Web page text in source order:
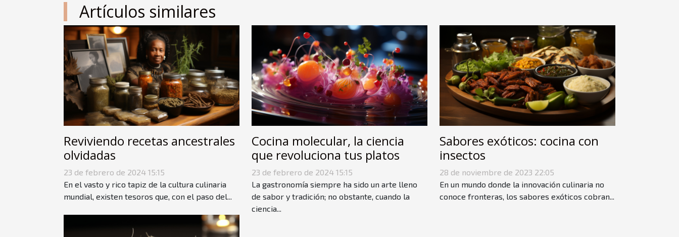
Artículos similares
Reviviendo recetas ancestrales
olvidadas
23 de febrero de 2024 15:15
En el vasto y rico tapiz de la cultura culinaria
mundial, existen tesoros que, con el paso del...
Cocina molecular, la ciencia
que revoluciona tus platos
23 de febrero de 2024 15:15
La gastronomía siempre ha sido un arte lleno
de sabor y tradición; no obstante, cuando la
ciencia...
Sabores exóticos: cocina con
insectos
28 de noviembre de 2023 22:05
En un mundo donde la innovación culinaria no
conoce fronteras, los sabores exóticos cobran...